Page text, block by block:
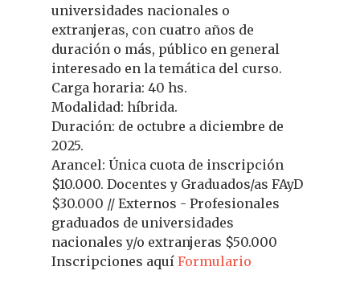
universidades nacionales o
extranjeras, con cuatro años de
duración o más, público en general
interesado en la temática del curso.
Carga horaria: 40 hs.
Modalidad: híbrida.
Duración: de octubre a diciembre de
2025.
Arancel: Única cuota de inscripción
$10.000. Docentes y Graduados/as FAyD
$30.000 // Externos - Profesionales
graduados de universidades
nacionales y/o extranjeras $50.000
Inscripciones aquí Formulario